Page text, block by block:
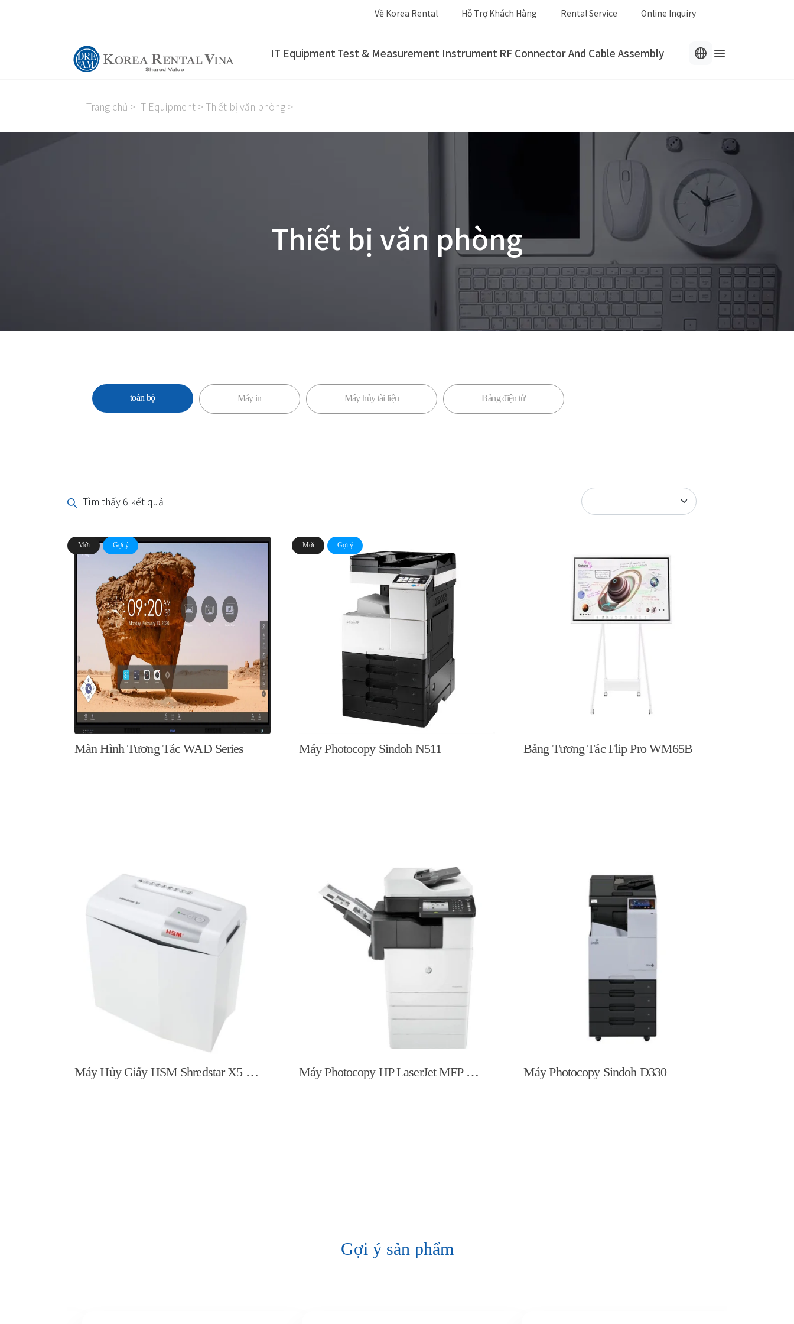
Về Korea Rental Hỗ Trợ Khách Hàng Rental Service Online Inquiry
IT EquipmentTest & Measurement Instrument RF Connector And Cable Assembly
Trang chủ > IT Equipment >Thiết bị văn phòng >
Thiết bị văn phòng
toàn bộ Máy in Máy hủy tài liệu Bảng điện tử
Tìm thấy 6 kết quả
Mới Gợi ý
Màn Hình Tương Tác WAD Series
Mới Gợi ý
Máy Photocopy Sindoh N511 Bảng Tương Tác Flip Pro WM65B
Máy Hủy Giấy HSM Shredstar X5 4,5x30mm Máy Photocopy HP LaserJet MFP M72630dn Máy Photocopy Sindoh D330
Gợi ý sản phẩm